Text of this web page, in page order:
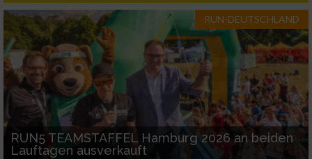
RUN-DEUTSCHLAND
RUN5 TEAMSTAFFEL Hamburg 2026 an beiden
Lauftagen ausverkauft